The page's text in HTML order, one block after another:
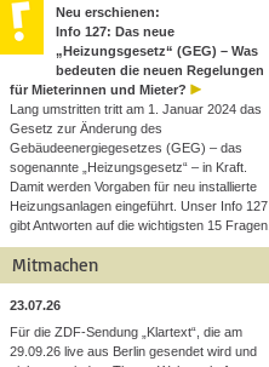
Neu erschienen:
Info 127: Das neue
„Heizungsgesetz“ (GEG) – Was
bedeuten die neuen Regelungen
für Mieterinnen und Mieter?
Lang umstritten tritt am 1. Januar 2024 das
Gesetz zur Änderung des
Gebäudeenergiegesetzes (GEG) – das
sogenannte „Heizungsgesetz“ – in Kraft.
Damit werden Vorgaben für neu installierte
Heizungsanlagen eingeführt. Unser Info 127
gibt Antworten auf die wichtigsten 15 Fragen.
Mitmachen
23.07.26
Für die ZDF-Sendung „Klartext“, die am
29.09.26 live aus Berlin gesendet wird und